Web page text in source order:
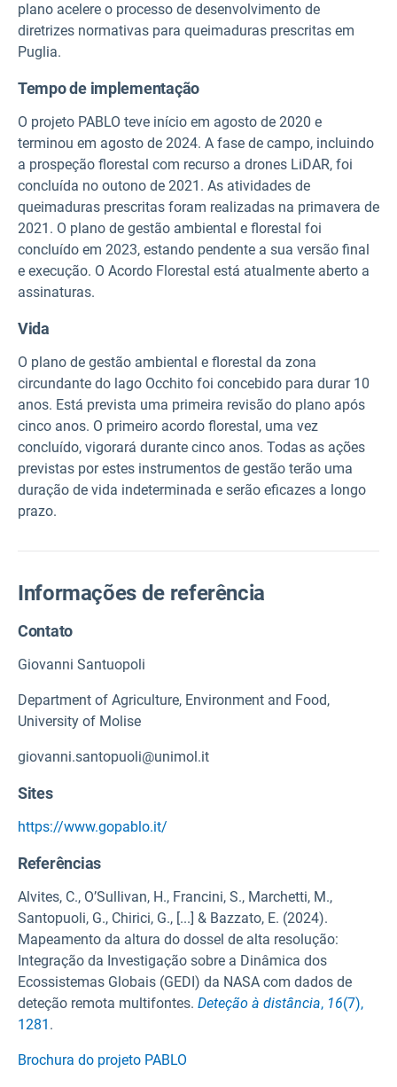
plano acelere o processo de desenvolvimento de
diretrizes normativas para queimaduras prescritas em
Puglia.
Tempo de implementação
O projeto PABLO teve início em agosto de 2020 e
terminou em agosto de 2024. A fase de campo, incluindo
a prospeção florestal com recurso a drones LiDAR, foi
concluída no outono de 2021. As atividades de
queimaduras prescritas foram realizadas na primavera de
2021. O plano de gestão ambiental e florestal foi
concluído em 2023, estando pendente a sua versão final
e execução. O Acordo Florestal está atualmente aberto a
assinaturas.
Vida
O plano de gestão ambiental e florestal da zona
circundante do lago Occhito foi concebido para durar 10
anos. Está prevista uma primeira revisão do plano após
cinco anos. O primeiro acordo florestal, uma vez
concluído, vigorará durante cinco anos. Todas as ações
previstas por estes instrumentos de gestão terão uma
duração de vida indeterminada e serão eficazes a longo
prazo.
Informações de referência
Contato
Giovanni Santuopoli
Department of Agriculture, Environment and Food,
University of Molise
giovanni.santopuoli@unimol.it
Sites
https://www.gopablo.it/
Referências
Alvites, C., O’Sullivan, H., Francini, S., Marchetti, M.,
Santopuoli, G., Chirici, G., [...] & Bazzato, E. (2024).
Mapeamento da altura do dossel de alta resolução:
Integração da Investigação sobre a Dinâmica dos
Ecossistemas Globais (GEDI) da NASA com dados de
deteção remota multifontes. Deteção à distância, 16(7),
1281 .
Brochura do projeto PABLO